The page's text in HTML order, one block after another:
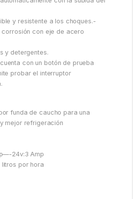
y resistente a los choques.-
con eje de acero
y detergentes.
con un botón de prueba
probar el interruptor
funda de caucho para una
mejor refrigeración
24v:3 Amp
por hora